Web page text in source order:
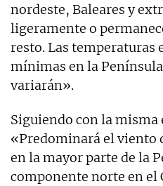
nordeste, Baleares y
ligeramente o
resto. Las temperaturas
mínimas en la
variarán».
Siguiendo con la misma
«Predominará el viento
en la mayor parte de la
componente norte en el